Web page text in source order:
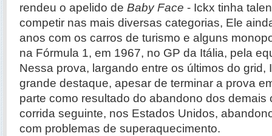
rendeu o apelido de Baby Face - Ickx tinha
competir nas mais diversas categorias, Ele
anos com os carros de turismo e alguns
na Fórmula 1, em 1967, no GP da Itália, pela
Nessa prova, largando entre os últimos do grid,
grande destaque, apesar de terminar a prova
parte como resultado do abandono dos demais
corrida seguinte, nos Estados Unidos,
com problemas de superaquecimento.